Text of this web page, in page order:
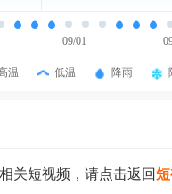
09/01
温 低温 降雨
关短视频，请点击返回